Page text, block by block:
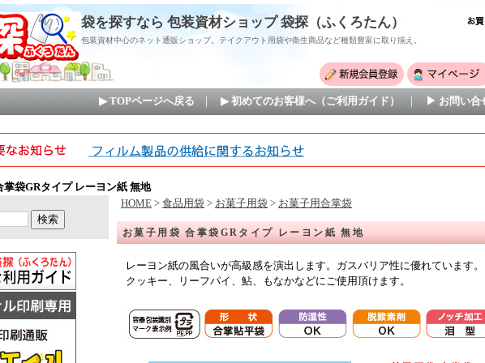
袋を探すなら 包装資材ショップ 袋探（ふくろたん）
包装資材中心のネット通販ショップ。テイクアウト用袋や衛生商品など種類豊富に取り揃え。
▶ TOPページへ戻る ▶ 初めてのお客様へ（ご利用ガイド） ▶ お問い合
掌袋GRタイプ レーヨン紙 無地
HOME > 食品用袋 > お菓子用袋 > お菓子用合掌袋
お菓子用袋 合掌袋GRタイプ レーヨン紙 無地
レーヨン紙の風合いが高級感を演出します。ガスバリア性に優れています。
クッキー、リーフパイ、鮎、もなかなどにご使用頂けます。